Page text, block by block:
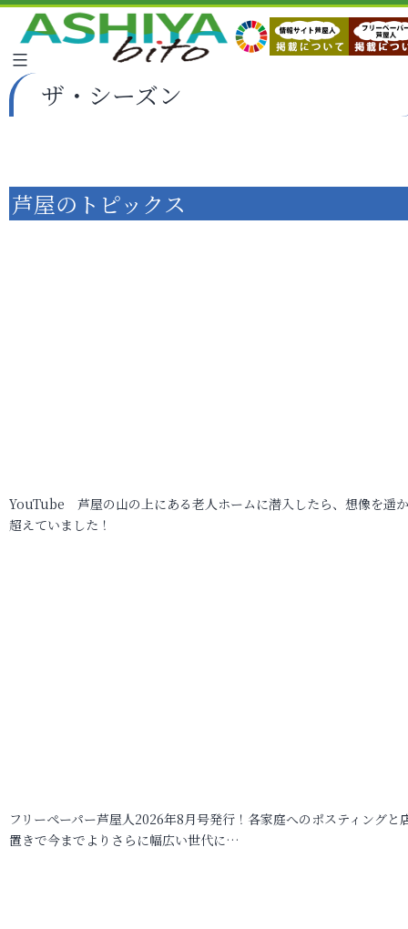
ザ・シーズン
芦屋のトピックス
YouTube 芦屋の山の上にある老人ホームに潜入したら、想像を遥
超えていました！
フリーペーパー芦屋人2026年8月号発行！各家庭へのポスティングと
置きで今までよりさらに幅広い世代に…